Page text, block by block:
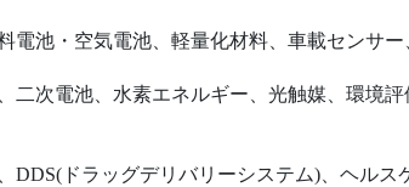
電池・空気電池、軽量化材料、車載センサ
二次電池、水素エネルギー、光触媒、環境
DDS(ドラッグデリバリーシステム)、ヘル